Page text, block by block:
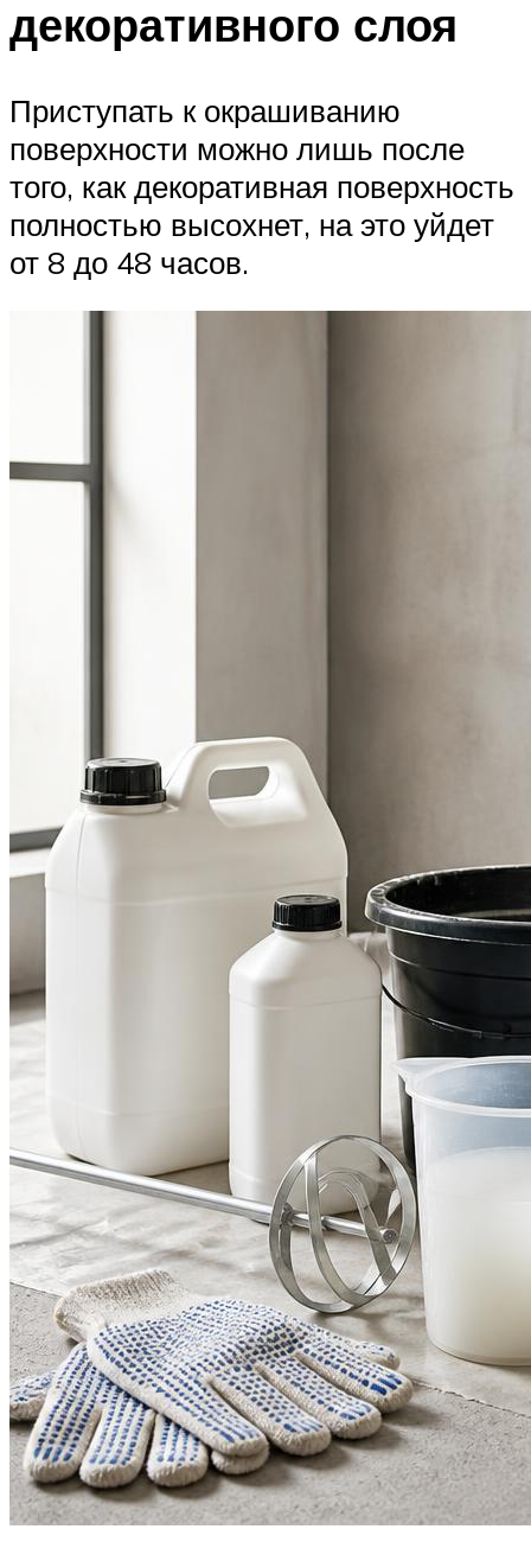
декоративного слоя
Приступать к окрашиванию
поверхности можно лишь после
того, как декоративная поверхность
полностью высохнет, на это уйдет
от 8 до 48 часов.